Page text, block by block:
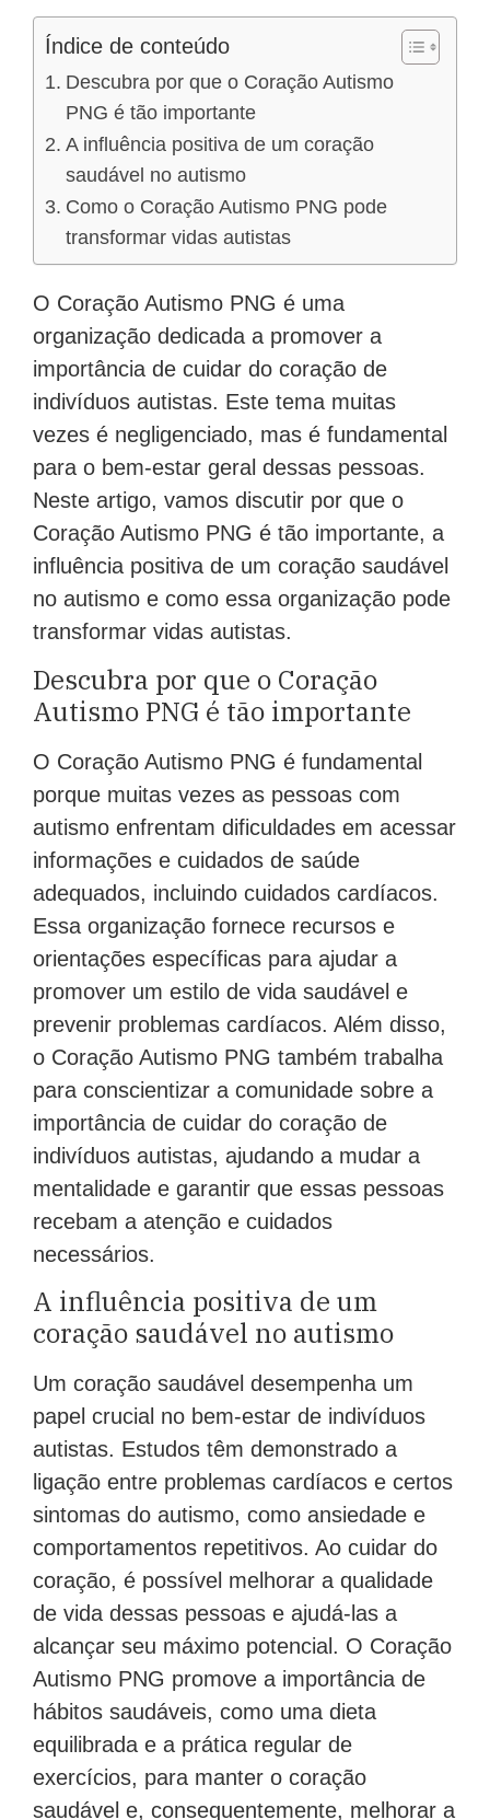
Índice de conteúdo
Descubra por que o Coração Autismo
PNG é tão importante
A influência positiva de um coração
saudável no autismo
Como o Coração Autismo PNG pode
transformar vidas autistas
O Coração Autismo PNG é uma
organização dedicada a promover a
importância de cuidar do coração de
indivíduos autistas. Este tema muitas
vezes é negligenciado, mas é fundamental
para o bem-estar geral dessas pessoas.
Neste artigo, vamos discutir por que o
Coração Autismo PNG é tão importante, a
influência positiva de um coração saudável
no autismo e como essa organização pode
transformar vidas autistas.
Descubra por que o Coração
Autismo PNG é tão importante
O Coração Autismo PNG é fundamental
porque muitas vezes as pessoas com
autismo enfrentam dificuldades em acessar
informações e cuidados de saúde
adequados, incluindo cuidados cardíacos.
Essa organização fornece recursos e
orientações específicas para ajudar a
promover um estilo de vida saudável e
prevenir problemas cardíacos. Além disso,
o Coração Autismo PNG também trabalha
para conscientizar a comunidade sobre a
importância de cuidar do coração de
indivíduos autistas, ajudando a mudar a
mentalidade e garantir que essas pessoas
recebam a atenção e cuidados
necessários.
A influência positiva de um
coração saudável no autismo
Um coração saudável desempenha um
papel crucial no bem-estar de indivíduos
autistas. Estudos têm demonstrado a
ligação entre problemas cardíacos e certos
sintomas do autismo, como ansiedade e
comportamentos repetitivos. Ao cuidar do
coração, é possível melhorar a qualidade
de vida dessas pessoas e ajudá-las a
alcançar seu máximo potencial. O Coração
Autismo PNG promove a importância de
hábitos saudáveis, como uma dieta
equilibrada e a prática regular de
exercícios, para manter o coração
saudável e, consequentemente, melhorar a